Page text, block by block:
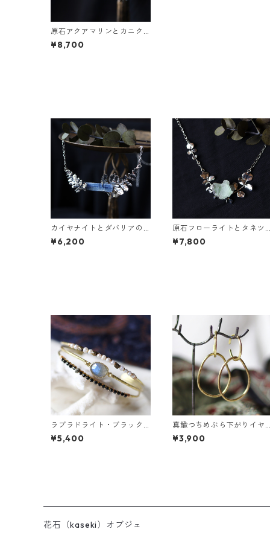
原石アクアマリンとカニク
サの葉の雫ネックレス
¥8,700
カイヤナイトとダバリアの
ネックレス
¥6,200
原石フローライトとタネツ
ケバナのネックレス
¥7,800
ラブラドライト・ブラック
スピネル・パールの3連バン
グル
¥5,400
真鍮つちめぶら下がりイヤ
ーカフ
¥3,900
花石（kaseki）オブジェ